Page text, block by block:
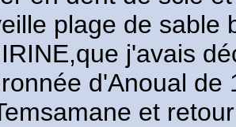
plage de sable
j'avais
d'Anoual de
et